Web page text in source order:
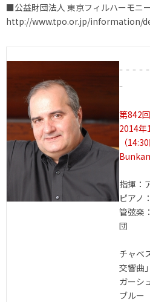
■公益財団法人 東京フィルハーモニ
http://www.tpo.or.jp/information/
- - - -
-
第842
2014年
（
指揮：
ピアノ
管弦楽
団
チャベ
交響曲」
ガーシ
ブルー